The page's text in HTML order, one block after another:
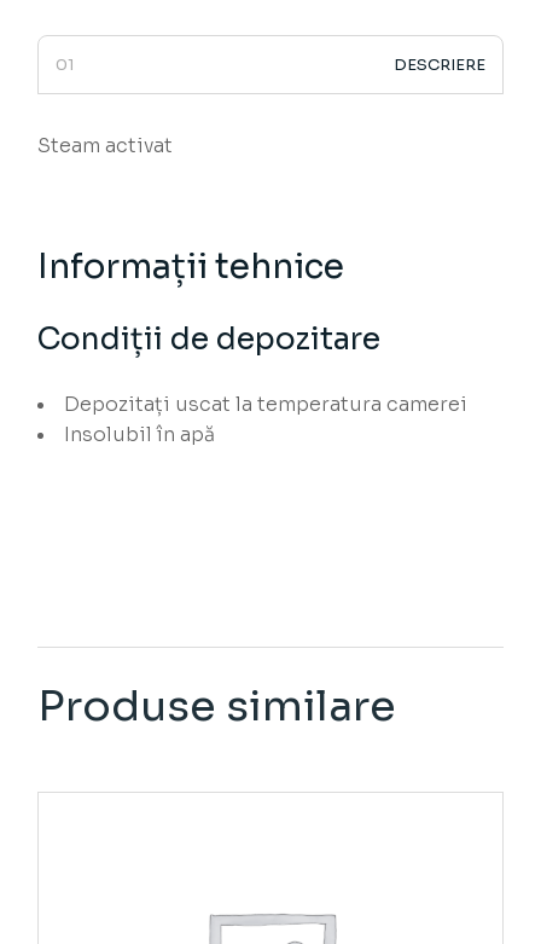
DESCRIERE
Steam activat
Informații tehnice
Condiții de depozitare
Depozitați uscat la temperatura camerei
Insolubil în apă
Produse similare